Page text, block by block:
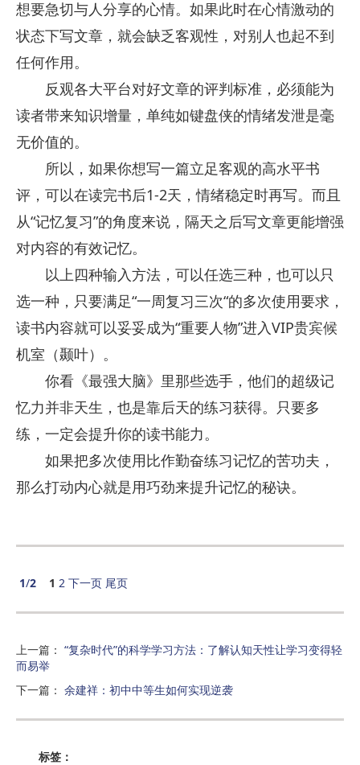
想要急切与人分享的心情。如果此时在心情激动的
状态下写文章，就会缺乏客观性，对别人也起不到
任何作用。
反观各大平台对好文章的评判标准，必须能为
读者带来知识增量，单纯如键盘侠的情绪发泄是毫
无价值的。
所以，如果你想写一篇立足客观的高水平书
评，可以在读完书后1-2天，情绪稳定时再写。而且
从“记忆复习”的角度来说，隔天之后写文章更能增强
对内容的有效记忆。
以上四种输入方法，可以任选三种，也可以只
选一种，只要满足“一周复习三次“的多次使用要求，
读书内容就可以妥妥成为“重要人物”进入VIP贵宾候
机室（颞叶）。
你看《最强大脑》里那些选手，他们的超级记
忆力并非天生，也是靠后天的练习获得。只要多
练，一定会提升你的读书能力。
如果把多次使用比作勤奋练习记忆的苦功夫，
那么打动内心就是用巧劲来提升记忆的秘诀。
1/2 1 2 下一页 尾页
上一篇 ： “复杂时代”的科学学习方法：了解认知天性让学习变得轻
而易举
下一篇 ： 余建祥：初中中等生如何实现逆袭
标签：